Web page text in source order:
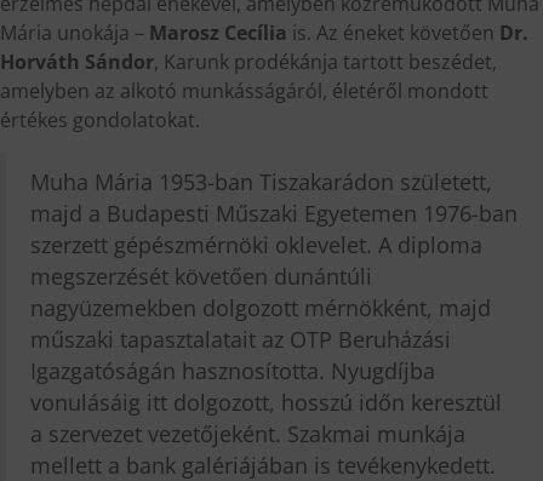
Mária unokája – Marosz Cecília is. Az éneket követően Dr.
Horváth Sándor, Karunk prodékánja tartott beszédet,
amelyben az alkotó munkásságáról, életéről mondott
értékes gondolatokat.
Muha Mária 1953-ban Tiszakarádon született,
majd a Budapesti Műszaki Egyetemen 1976-ban
szerzett gépészmérnöki oklevelet. A diploma
megszerzését követően dunántúli
nagyüzemekben dolgozott mérnökként, majd
műszaki tapasztalatait az OTP Beruházási
Igazgatóságán hasznosította. Nyugdíjba
vonulásáig itt dolgozott, hosszú időn keresztül
a szervezet vezetőjeként. Szakmai munkája
mellett a bank galériájában is tevékenykedett.